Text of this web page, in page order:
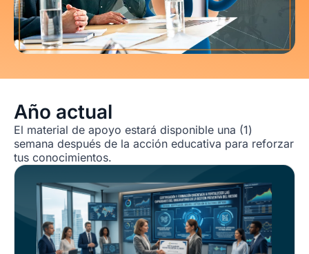
Año actual
El material de apoyo estará disponible una (1)
semana después de la acción educativa para reforzar
tus conocimientos.